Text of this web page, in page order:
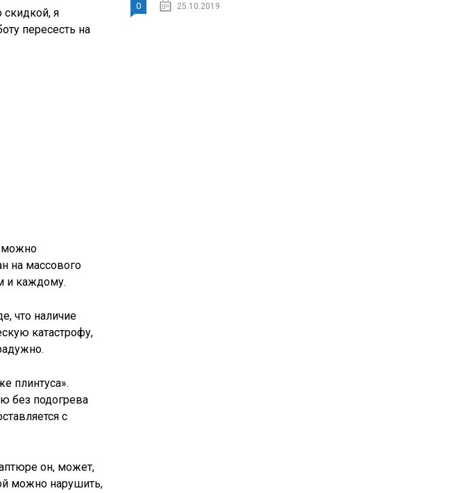
я
пересесть на
можно
на массового
и каждому.
что наличие
катастрофу,
плинтуса».
без подогрева
с
он, может,
можно нарушить,
0 25.10.2019